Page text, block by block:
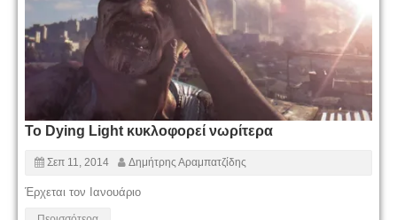
Το Dying Light κυκλοφορεί νωρίτερα
Σεπ 11, 2014 Δημήτρης Αραμπατζίδης
Έρχεται τον Ιανουάριο